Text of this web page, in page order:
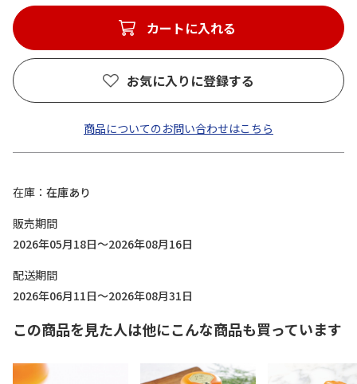
カートに入れる
お気に入りに登録する
商品についてのお問い合わせはこちら
在庫
在庫あり
販売期間
2026年05月18日～2026年08月16日
配送期間
2026年06月11日～2026年08月31日
この商品を見た人は他にこんな商品も買っています